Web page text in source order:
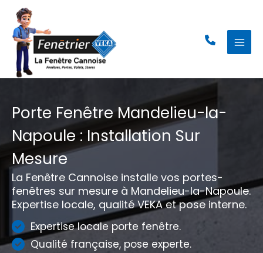
contenu
Porte Fenêtre Mandelieu-la-
Napoule : Installation Sur
Mesure
La Fenêtre Cannoise installe vos portes-
fenêtres sur mesure à Mandelieu-la-Napoule.
Expertise locale, qualité VEKA et pose interne.
Expertise locale porte fenêtre.
Qualité française, pose experte.